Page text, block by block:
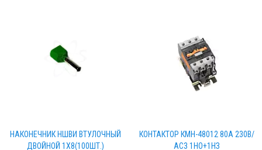
НАКОНЕЧНИК НШВИ ВТУЛОЧНЫЙ
ДВОЙНОЙ 1Х8(100ШТ.)
КОНТАКТОР КМН-48012 80А 230В/
АС3 1НО+1НЗ